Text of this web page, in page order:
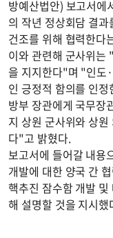
방예산법안) 보고서에
의 작년 정상회담 결
건조를 위해 협력한다
이와 관련해 군사위는
을 지지한다"며 "인도
인 긍정적 함의를 인
방부 장관에게 국무장
지 상원 군사위와 상
다"고 밝혔다.
보고서에 들어갈 내용
개발에 대한 양국 간
핵추진 잠수함 개발
해 설명할 것을 지시했